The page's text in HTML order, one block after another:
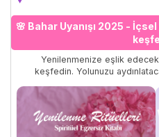
🌸 Bahar Uyanışı 2025 -
Yenilenmenize eşlik edecek
keşfedin. Yolunuzu